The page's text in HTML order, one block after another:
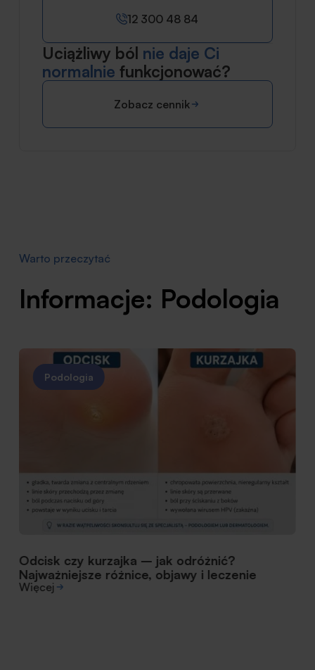
12 300 48 84
Uciążliwy ból nie daje Ci
normalnie funkcjonować?
Zobacz cennik
Warto przeczytać
Informacje: Podologia
Podologia
Odcisk czy kurzajka – jak odróżnić?
Najważniejsze różnice, objawy i leczenie
Więcej